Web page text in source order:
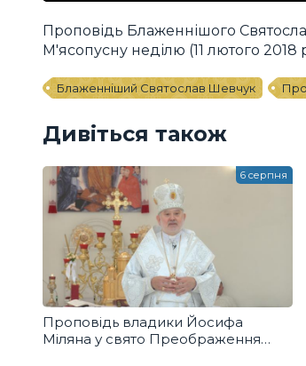
Проповідь Блаженнішого
М'ясопусну неділю (11 лютого 2018
Блаженніший Святослав Шевчук
Дивіться також
Проповідь владики Йосифа
Міляна у свято Преображення
6 серпня